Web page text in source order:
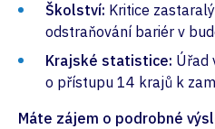
Školství: Kritice
odstraňování bariér v
Krajské statistice: Úřad
o přístupu 14 krajů k
Máte zájem o podrobné